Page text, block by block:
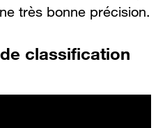
très bonne précision.
classification